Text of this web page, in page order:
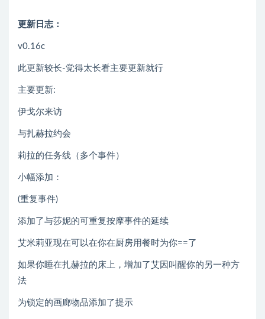
更新日志：
v0.16c
此更新较长-觉得太长看主要更新就行
主要更新:
伊戈尔来访
与扎赫拉约会
莉拉的任务线（多个事件）
小幅添加：
(重复事件)
添加了与莎妮的可重复按摩事件的延续
艾米莉亚现在可以在你在厨房用餐时为你==了
如果你睡在扎赫拉的床上，增加了艾因叫醒你的另一种方
法
为锁定的画廊物品添加了提示